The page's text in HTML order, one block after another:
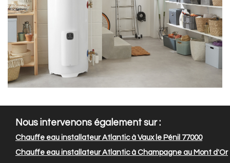
Nous intervenons également sur :
Chauffe eau installateur Atlantic à Vaux le Pénil 77000
Chauffe eau installateur Atlantic à Champagne au Mont d'Or